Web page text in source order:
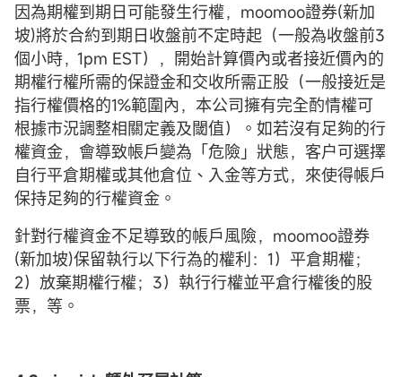
因為期權到期日可能發生行權，moomoo證券(新加
坡)將於合約到期日收盤前不定時起（一般為收盤前3
個小時，1pm EST），開始計算價內或者接近價內的
期權行權所需的保證金和交收所需正股（一般接近是
指行權價格的1%範圍內，本公司擁有完全酌情權可
根據市況調整相關定義及閾值）。如若沒有足夠的行
權資金，會導致帳戶變為「危險」狀態，客户可選擇
自行平倉期權或其他倉位、入金等方式，來使得帳戶
保持足夠的行權資金。
針對行權資金不足導致的帳戶風險，moomoo證券
(新加坡)保留執行以下行為的權利：1）平倉期權；
2）放棄期權行權；3）執行行權並平倉行權後的股
票，等。